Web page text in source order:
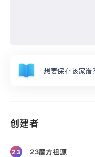
想要保存该家谱
创建者
23 23魔方祖源